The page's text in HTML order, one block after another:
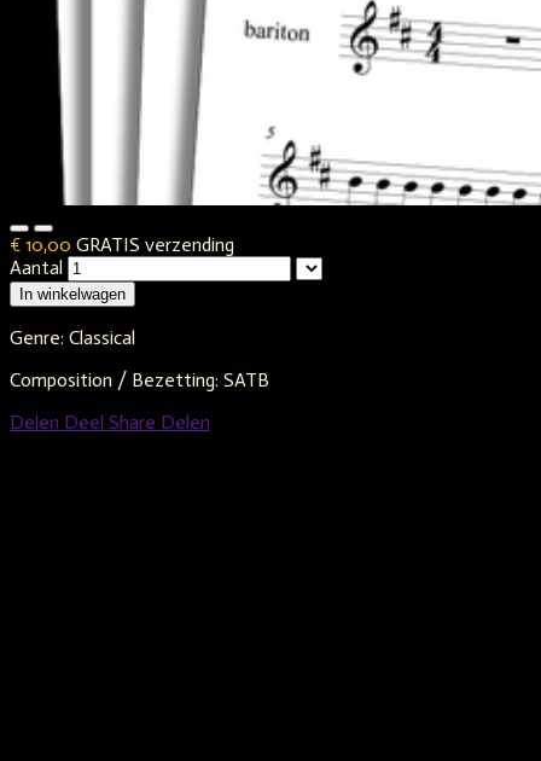
€ 10,00 GRATIS verzending
Aantal
In winkelwagen
Genre: Classical
Composition / Bezetting: SATB
Delen Deel Share Delen